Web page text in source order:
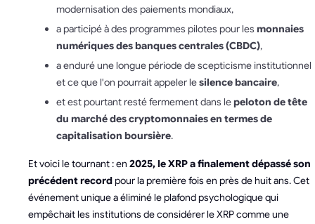
modernisation des paiements mondiaux,
a participé à des programmes pilotes pour les monnaies
numériques des banques centrales (CBDC),
a enduré une longue période de scepticisme institutionnel
et ce que l'on pourrait appeler lesilence bancaire,
et est pourtant resté fermement dans lepeloton de tête
du marché des cryptomonnaies en termes de
capitalisation boursière.
Et voici le tournant : en 2025, le XRP a finalement dépassé son
précédent recordpour la première fois en près de huit ans. Cet
événement unique a éliminé le plafond psychologique qui
empêchait les institutions de considérer le XRP comme une